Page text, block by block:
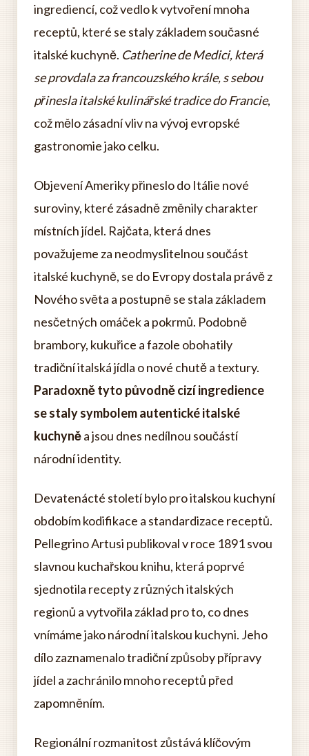
ingrediencí, což vedlo k vytvoření mnoha
receptů, které se staly základem současné
italské kuchyně. Catherine de Medici, která
se provdala za francouzského krále, s sebou
přinesla italské kulinářské tradice do Francie,
což mělo zásadní vliv na vývoj evropské
gastronomie jako celku.
Objevení Ameriky přineslo do Itálie nové
suroviny, které zásadně změnily charakter
místních jídel. Rajčata, která dnes
považujeme za neodmyslitelnou součást
italské kuchyně, se do Evropy dostala právě z
Nového světa a postupně se stala základem
nesčetných omáček a pokrmů. Podobně
brambory, kukuřice a fazole obohatily
tradiční italská jídla o nové chutě a textury.
Paradoxně tyto původně cizí ingredience
se staly symbolem autentické italské
kuchyněa jsou dnes nedílnou součástí
národní identity.
Devatenácté století bylo pro italskou kuchyní
obdobím kodifikace a standardizace receptů.
Pellegrino Artusi publikoval v roce 1891 svou
slavnou kuchařskou knihu, která poprvé
sjednotila recepty z různých italských
regionů a vytvořila základ pro to, co dnes
vnímáme jako národní italskou kuchyni. Jeho
dílo zaznamenalo tradiční způsoby přípravy
jídel a zachránilo mnoho receptů před
zapomněním.
Regionální rozmanitost zůstává klíčovým